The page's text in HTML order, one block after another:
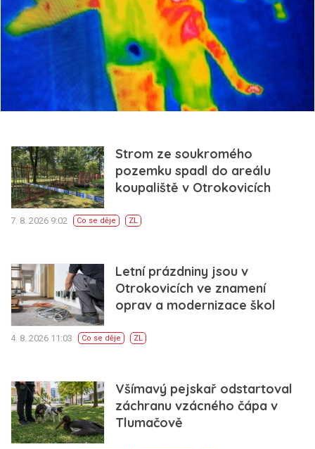
Strom ze soukromého
pozemku spadl do areálu
koupaliště v Otrokovicích
7. 8. 2026 9:02 Co se děje ZL
Letní prázdniny jsou v
Otrokovicích ve znamení
oprav a modernizace škol
4. 8. 2026 11:03 Co se děje ZL
Všímavý pejskař odstartoval
záchranu vzácného čápa v
Tlumačově